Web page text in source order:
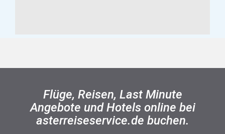
Flüge, Reisen, Last Minute
Angebote und Hotels online bei
asterreiseservice.de buchen.